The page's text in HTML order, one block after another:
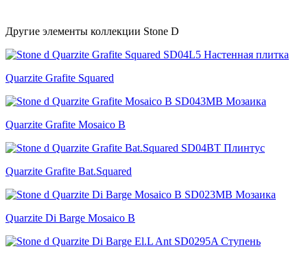
Другие элементы коллекции Stone D
Quarzite Grafite Squared
Quarzite Grafite Mosaico B
Quarzite Grafite Bat.Squared
Quarzite Di Barge Mosaico B